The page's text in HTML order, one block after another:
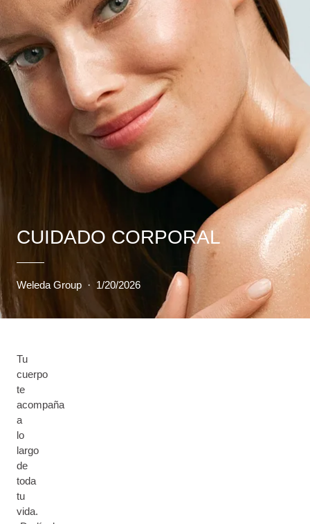
CUIDADO CORPORAL
Weleda Group · 1/20/2026
Tu
cuerpo
te
acompaña
a
lo
largo
de
toda
tu
vida.